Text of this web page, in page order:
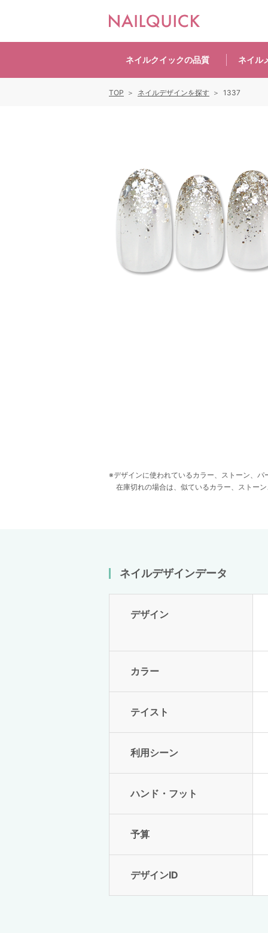
ネイルクイックの品質 ネイル
デザインに使われているカラー、ストーン、パ
在庫切れの場合は、似ているカラー、ストー
ネイルデザインデータ
デザイン
カラー
テイスト
利用シーン
ハンド・フット
予算
デザインID
TOP ネイルデザインを探す 1337